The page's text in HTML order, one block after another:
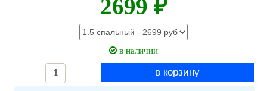
2699 ₽
в наличии